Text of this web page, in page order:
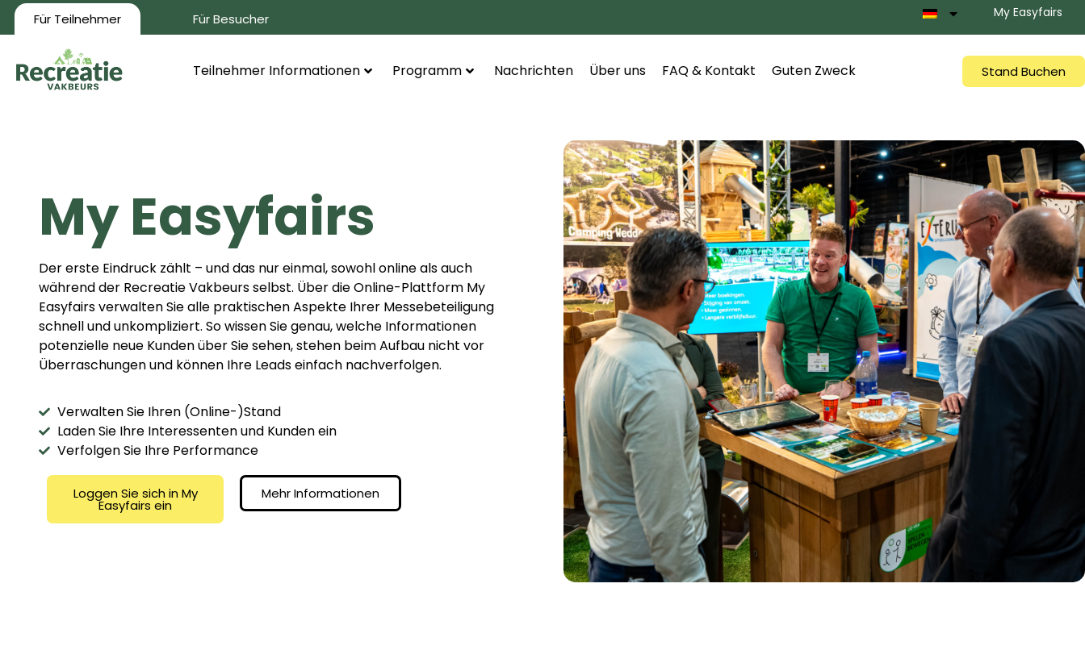
Für Teilnehmer Für Besucher My Easyfairs
Teilnehmer Informationen Programm Nachrichten Über uns FAQ & Kontakt Guten Zweck Stand Buchen
My Easyfairs
Der erste Eindruck zählt – und das nur einmal, sowohl online als auch
während der Recreatie Vakbeurs selbst. Über die Online-Plattform My
Easyfairs verwalten Sie alle praktischen Aspekte Ihrer Messebeteiligung
schnell und unkompliziert. So wissen Sie genau, welche Informationen
potenzielle neue Kunden über Sie sehen, stehen beim Aufbau nicht vor
Überraschungen und können Ihre Leads einfach nachverfolgen.
Verwalten Sie Ihren (Online-)Stand
Laden Sie Ihre Interessenten und Kunden ein
Verfolgen Sie Ihre Performance
Loggen Sie sich in My
Easyfairs ein
Mehr Informationen